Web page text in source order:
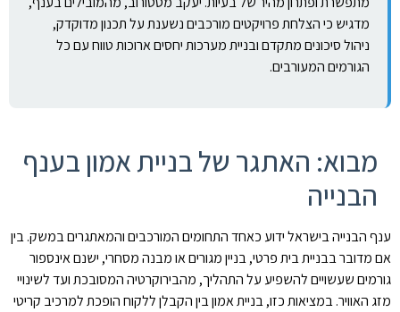
מדגיש כי הצלחת פרויקטים מורכבים נשענת על תכנון מדוקדק,
ניהול סיכונים מתקדם ובניית מערכות יחסים ארוכות טווח עם כל
הגורמים המעורבים.
מבוא: האתגר של בניית אמון בענף
הבנייה
ענף הבנייה בישראל ידוע כאחד התחומים המורכבים והמאתגרים במשק. בין
אם מדובר בבניית בית פרטי, בניין מגורים או מבנה מסחרי, ישנם אינספור
גורמים שעשויים להשפיע על התהליך, מהבירוקרטיה המסובכת ועד לשינויי
מזג האוויר. במציאות כזו, בניית אמון בין הקבלן ללקוח הופכת למרכיב קריטי